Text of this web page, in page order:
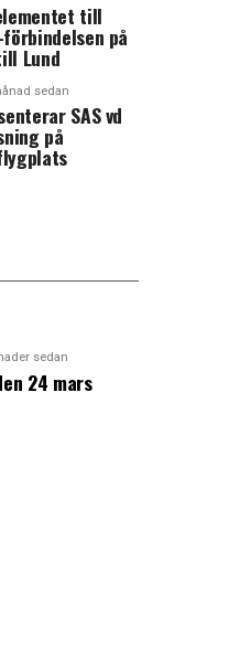
till
på
Lund
sedan
SAS vd
på
sedan
24 mars